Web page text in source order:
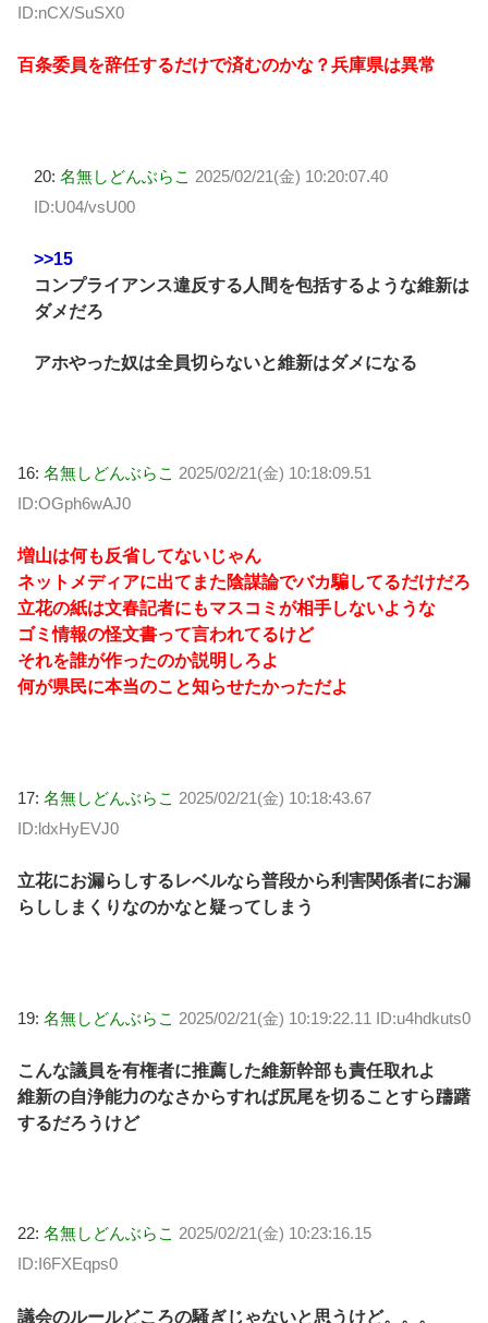
ID:nCX/SuSX0
百条委員を辞任するだけで済むのかな？兵庫県は異常
20: 名無しどんぶらこ 2025/02/21(金) 10:20:07.40
ID:U04/vsU00
>>15
コンプライアンス違反する人間を包括するような維新は
ダメだろ
アホやった奴は全員切らないと維新はダメになる
16: 名無しどんぶらこ 2025/02/21(金) 10:18:09.51
ID:OGph6wAJ0
増山は何も反省してないじゃん
ネットメディアに出てまた陰謀論でバカ騙してるだけだろ
立花の紙は文春記者にもマスコミが相手しないような
ゴミ情報の怪文書って言われてるけど
それを誰が作ったのか説明しろよ
何が県民に本当のこと知らせたかっただよ
17: 名無しどんぶらこ 2025/02/21(金) 10:18:43.67
ID:ldxHyEVJ0
立花にお漏らしするレベルなら普段から利害関係者にお漏
らししまくりなのかなと疑ってしまう
19: 名無しどんぶらこ 2025/02/21(金) 10:19:22.11 ID:u4hdkuts0
こんな議員を有権者に推薦した維新幹部も責任取れよ
維新の自浄能力のなさからすれば尻尾を切ることすら躊躇
するだろうけど
22: 名無しどんぶらこ 2025/02/21(金) 10:23:16.15
ID:I6FXEqps0
議会のルールどころの騒ぎじゃないと思うけど。。。